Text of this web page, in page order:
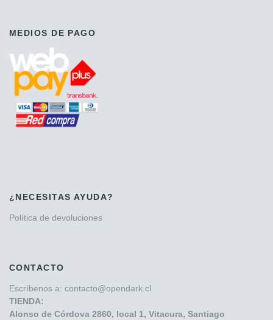
MEDIOS DE PAGO
¿NECESITAS AYUDA?
Política de devoluciones
CONTACTO
Escríbenos a: contacto@opendark.cl
TIENDA:
Alonso de Córdova 2860, local 1, Vitacura, Santiago